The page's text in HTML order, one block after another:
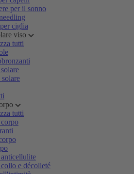
per il sonno
ciglia
viso
tutti
tutti
e décolleté